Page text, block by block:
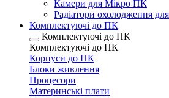
Камери для Мікро ПК
Радіатори охолодження
Комплектуючі до ПК
Комплектуючі до ПК
Комплектуючі до ПК
Корпуси до ПК
Блоки живлення
Процесори
Материнські плати